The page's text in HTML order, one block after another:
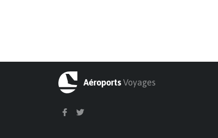
AéroportsVoyages